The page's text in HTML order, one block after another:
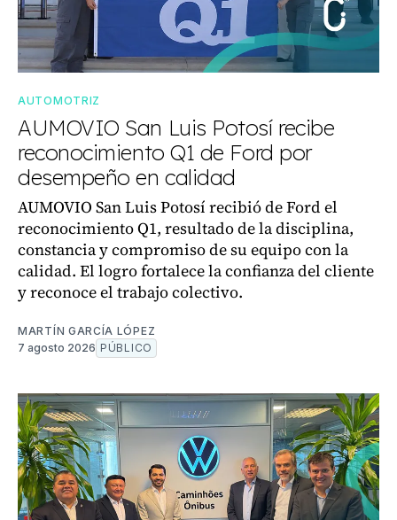
AUTOMOTRIZ
AUMOVIO San Luis Potosí recibe
reconocimiento Q1 de Ford por
desempeño en calidad
AUMOVIO San Luis Potosí recibió de Ford el
reconocimiento Q1, resultado de la disciplina,
constancia y compromiso de su equipo con la
calidad. El logro fortalece la confianza del cliente
y reconoce el trabajo colectivo.
MARTÍN GARCÍA LÓPEZ
7 agosto 2026 PÚBLICO